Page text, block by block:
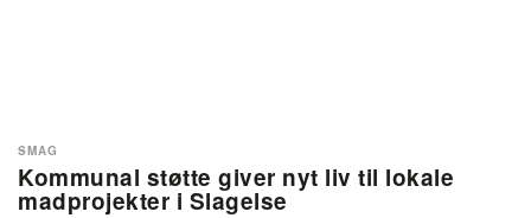
Kommunal støtte giver nyt liv til lokale
madprojekter i Slagelse
SMAG